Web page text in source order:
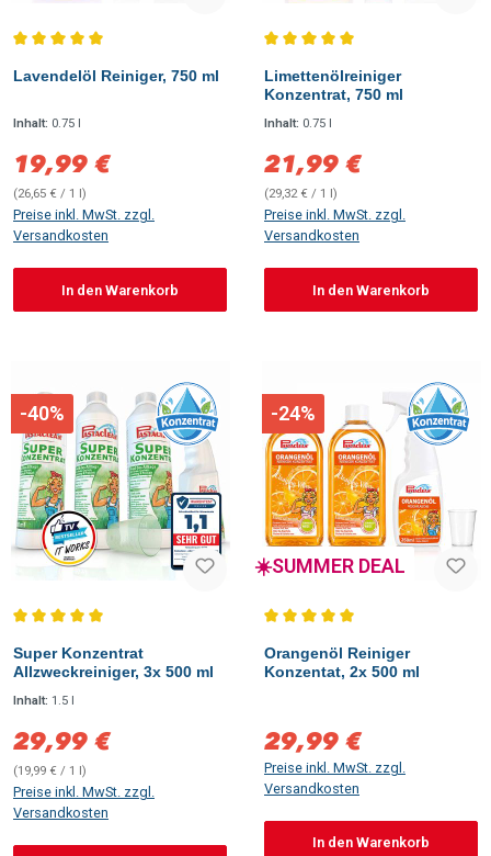
Lavendelöl Reiniger, 750 ml
Inhalt: 0.75 l
Verkaufspreis:
19,99 €
(26,65 € / 1 l)
Preise inkl. MwSt. zzgl.
Versandkosten
In den Warenkorb
Limettenölreiniger
Konzentrat, 750 ml
Inhalt: 0.75 l
Verkaufspreis:
21,99 €
(29,32 € / 1 l)
Preise inkl. MwSt. zzgl.
Versandkosten
In den Warenkorb
-40%
Super Konzentrat
Allzweckreiniger, 3x 500 ml
Inhalt: 1.5 l
Verkaufspreis:
29,99 €
(19,99 € / 1 l)
Preise inkl. MwSt. zzgl.
Versandkosten
-24%
☀️SUMMER DEAL
Orangenöl Reiniger
Konzentat, 2x 500 ml
Verkaufspreis:
29,99 €
Preise inkl. MwSt. zzgl.
Versandkosten
In den Warenkorb